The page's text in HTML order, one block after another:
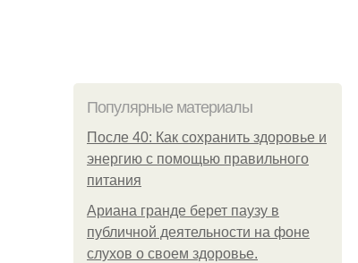
Популярные материалы
После 40: Как сохранить здоровье и
энергию с помощью правильного
питания
Ариана гранде берет паузу в
публичной деятельности на фоне
слухов о своем здоровье.